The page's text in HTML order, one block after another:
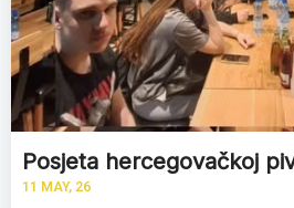
Posjeta hercegovačkoj
11 MAY, 26